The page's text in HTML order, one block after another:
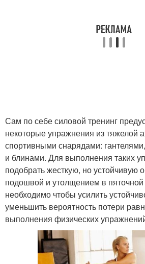
Сам по себе силовой тренинг
некоторые упражнения из тяжелой
спортивными снарядами:
и блинами. Для выполнения таких
подобрать жесткую, но устойчивую
подошвой и утолщением в пяточной
необходимо чтобы усилить
уменьшить вероятность потери
выполнения физических